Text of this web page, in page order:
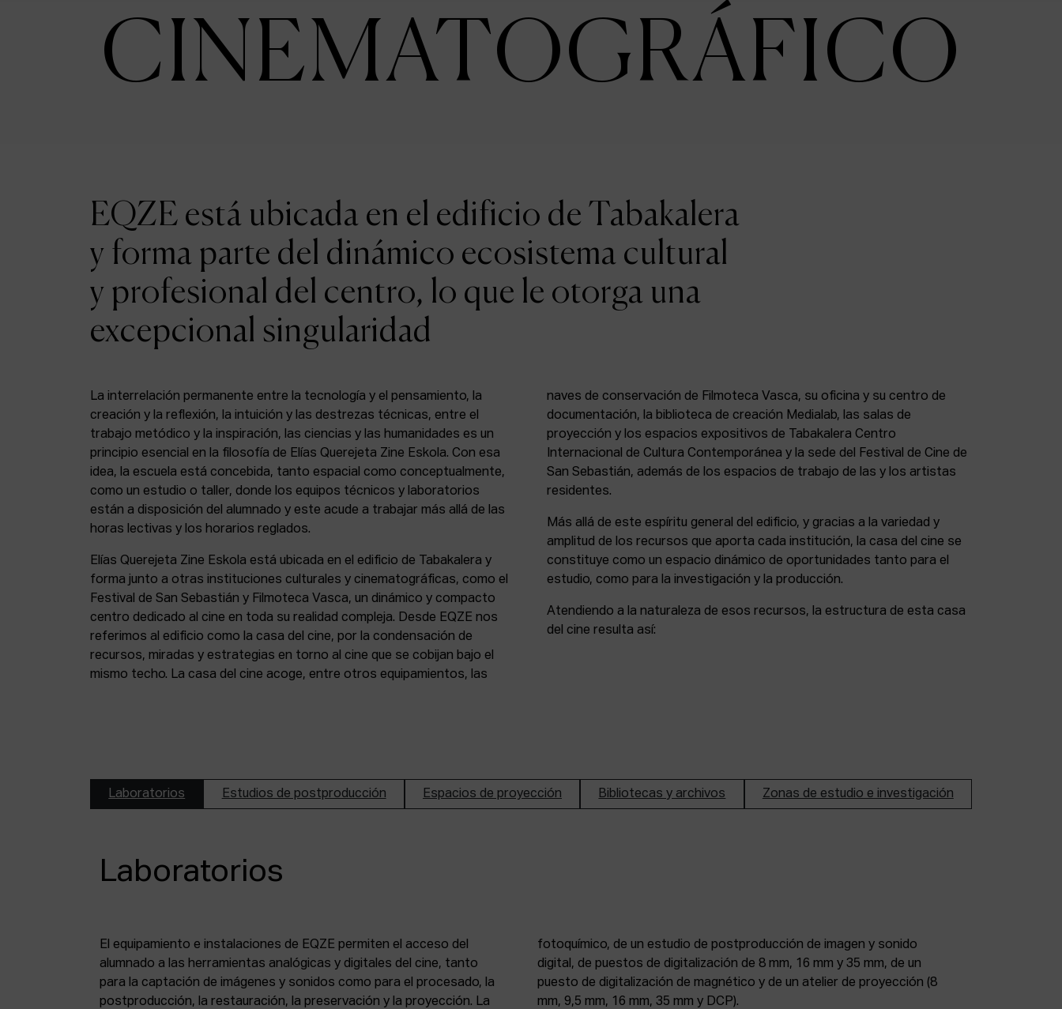
CINEMATOGRÁFICO
EQZE está ubicada en el edificio de Tabakalera
y forma parte del dinámico ecosistema cultural
y profesional del centro, lo que le otorga una
excepcional singularidad
La interrelación permanente entre la tecnología y el pensamiento, la
creación y la reflexión, la intuición y las destrezas técnicas, entre el
trabajo metódico y la inspiración, las ciencias y las humanidades es un
principio esencial en la filosofía de Elías Querejeta Zine Eskola. Con esa
idea, la escuela está concebida, tanto espacial como conceptualmente,
como un estudio o taller, donde los equipos técnicos y laboratorios
están a disposición del alumnado y este acude a trabajar más allá de las
horas lectivas y los horarios reglados.
Elías Querejeta Zine Eskola está ubicada en el edificio de Tabakalera y
forma junto a otras instituciones culturales y cinematográficas, como el
Festival de San Sebastián y Filmoteca Vasca, un dinámico y compacto
centro dedicado al cine en toda su realidad compleja. Desde EQZE nos
referimos al edificio como la casa del cine, por la condensación de
recursos, miradas y estrategias en torno al cine que se cobijan bajo el
mismo techo. La casa del cine acoge, entre otros equipamientos, las
naves de conservación de Filmoteca Vasca, su oficina y su centro de
documentación, la biblioteca de creación Medialab, las salas de
proyección y los espacios expositivos de Tabakalera Centro
Internacional de Cultura Contemporánea y la sede del Festival de Cine de
San Sebastián, además de los espacios de trabajo de las y los artistas
residentes.
Más allá de este espíritu general del edificio, y gracias a la variedad y
amplitud de los recursos que aporta cada institución, la casa del cine se
constituye como un espacio dinámico de oportunidades tanto para el
estudio, como para la investigación y la producción.
Atendiendo a la naturaleza de esos recursos, la estructura de esta casa
del cine resulta así:
Laboratorios Estudios de postproducción Espacios de proyección Bibliotecas y archivos Zonas de estudio e investigación
Laboratorios
El equipamiento e instalaciones de EQZE permiten el acceso del
alumnado a las herramientas analógicas y digitales del cine, tanto
para la captación de imágenes y sonidos como para el procesado, la
postproducción, la restauración, la preservación y la proyección. La
fotoquímico, de un estudio de postproducción de imagen y sonido
digital, de puestos de digitalización de 8 mm, 16 mm y 35 mm, de un
puesto de digitalización de magnético y de un atelier de proyección (8
mm, 9,5 mm, 16 mm, 35 mm y DCP).